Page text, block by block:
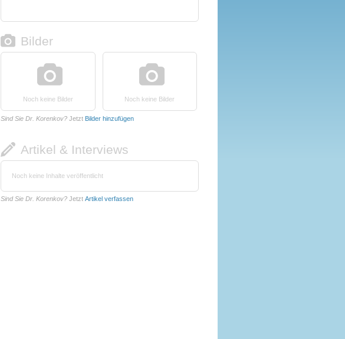
Bilder
Noch keine Bilder Noch keine Bilder
Sind Sie Dr. Korenkov? Jetzt Bilder hinzufügen
Artikel & Interviews
Noch keine Inhalte veröffentlicht
Sind Sie Dr. Korenkov? Jetzt Artikel verfassen